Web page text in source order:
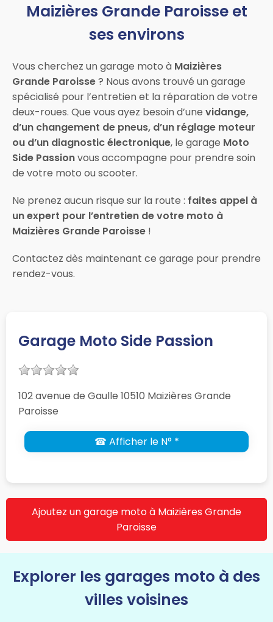
Maizières Grande Paroisse et
ses environs
Vous cherchez un garage moto à Maizières
Grande Paroisse? Nous avons trouvé un garage
spécialisé pour l’entretien et la réparation de votre
deux-roues. Que vous ayez besoin d’une vidange,
d’un changement de pneus, d’un réglage moteur
ou d’un diagnostic électronique, le garage Moto
Side Passionvous accompagne pour prendre soin
de votre moto ou scooter.
Ne prenez aucun risque sur la route : faites appel à
un expert pour l’entretien de votre moto à
Maizières Grande Paroisse !
Contactez dès maintenant ce garage pour prendre
rendez-vous.
Garage Moto Side Passion
102 avenue de Gaulle 10510 Maizières Grande
Paroisse
☎ Afficher le N° *
Ajoutez un garage moto à Maizières Grande
Paroisse
Explorer les garages moto à des
villes voisines